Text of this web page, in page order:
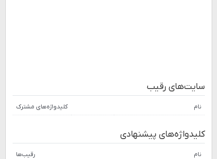
سایت‌های رقیب
نام کلیدواژه‌های مشترک
کلیدواژه‌های پیشنهادی
نام رقیب‌ها